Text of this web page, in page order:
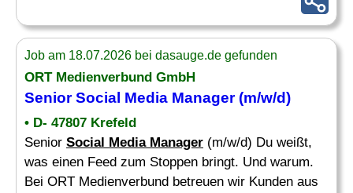
Job am 18.07.2026 bei dasauge.de gefunden
ORT Medienverbund GmbH
SeniorSocial Media Manager(m/w/d)
• D- 47807 Krefeld
Senior Social Media Manager (m/w/d) Du weißt,
was einen Feed zum Stoppen bringt. Und warum.
Bei ORT Medienverbund betreuen wir Kunden aus